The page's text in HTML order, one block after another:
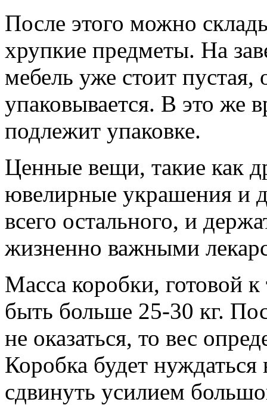
После этого можно
хрупкие предметы. На
мебель уже стоит пустая,
упаковывается. В это же
подлежит упаковке.
Ценные вещи, такие как
ювелирные украшения и
всего остального, и
жизненно важными
Масса коробки, готовой
быть больше 25-30 кг.
не оказаться, то вес
Коробка будет нуждаться
сдвинуть усилием